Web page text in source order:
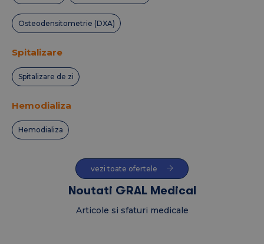
Osteodensitometrie (DXA)
Spitalizare
Spitalizare de zi
Hemodializa
Hemodializa
vezi toate ofertele
Noutati GRAL Medical
Articole si sfaturi medicale